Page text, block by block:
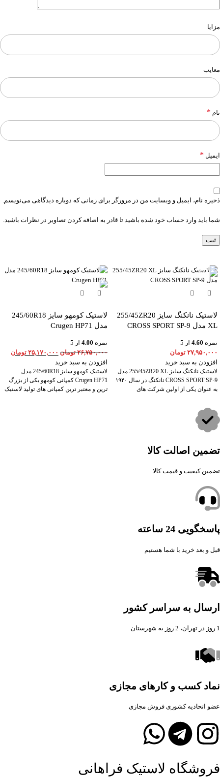
مزایا
معایب
نام *
ایمیل *
ذخیره نام، ایمیل و وبسایت من در مرورگر برای زمانی که دوباره دیدگاهی می‌نویسم.
شما باید وارد حساب خود شده باشید تا قادر به اضافه کردن تصاویر در نظرات باشید.
لاستیک نانکنگ سایز 255/45ZR20
XL مدل CROSS SPORT SP-9
نمره 4.60 از 5
۲۷,۹۵۰,۰۰۰ تومان
افزودن به سبد خرید
لاستیک نانکنگ سایز 255/45ZR20 XL مدل
CROSS SPORT SP-9 نانکنگ در سال ۱۹۴۰
به عنوان یکی از اولین شرکت های
-6%
لاستیک کومهو سایز 245/60R18
مدل Crugen HP71
نمره 4.00 از 5
۲۶,۷۵۰,۰۰۰ تومان ۲۵,۱۷۰,۰۰۰ تومان
افزودن به سبد خرید
لاستیک کومهو سایز 245/60R18 مدل
Crugen HP71 کمپانی کومهو یکی از بزرگ
ترین و معتبر ترین کمپانی های تولید لاستیک
تضمین اصالت کالا
تضمین کیفیت و قیمت کالا
پاسخگویی 24 ساعته
قبل و بعد خرید با شما هستیم
ارسال به سراسر کشور
1 روز در تهران، 2 روز به شهرستان
نماد کسب و کارهای مجازی
عضو اتحادیه کشوری فروش مجازی
فروشگاه لاستیک فراهانی